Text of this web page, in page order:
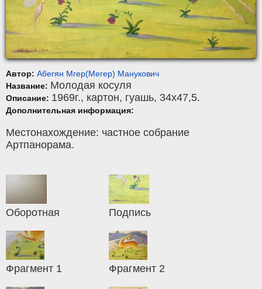
Автор: Абегян Мгер(Мегер) Манукович
Название: Молодая косуля
Описание: 1969г., картон, гуашь, 34x47,5.
Дополнительная информация:
Местонахождение: частное собрание
Артпанорама.
Оборотная Подпись
Фрагмент 1 Фрагмент 2